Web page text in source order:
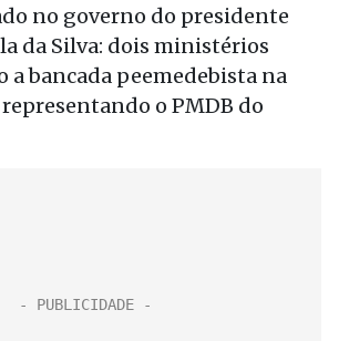
no governo do presidente
da Silva: dois ministérios
a bancada peemedebista na
o PMDB do